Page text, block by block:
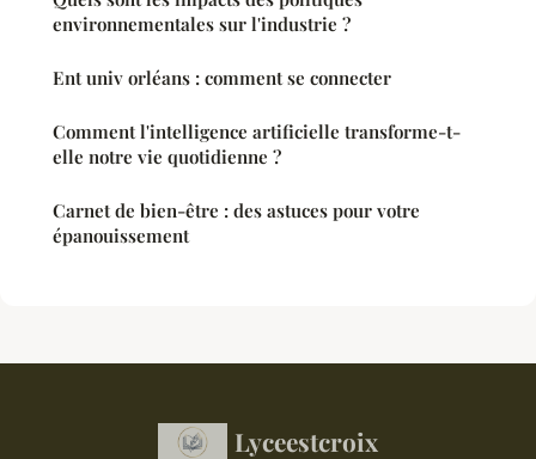
environnementales sur l'industrie ?
Ent univ orléans : comment se connecter
Comment l'intelligence artificielle transforme-t-
elle notre vie quotidienne ?
Carnet de bien-être : des astuces pour votre
épanouissement
Lyceestcroix